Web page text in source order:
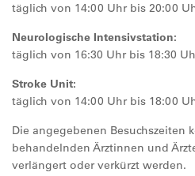
täglich von 14:00 Uhr bis 20:00
Neurologische Intensivstation:
täglich von 16:30 Uhr bis 18:30
Stroke Unit:
täglich von 14:00 Uhr bis 18:00
Die angegebenen Besuchszeiten
behandelnden Ärztinnen und
verlängert oder verkürzt werden.